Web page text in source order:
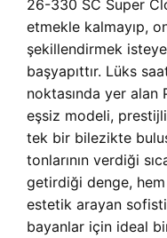
26-330 SC Super
etmekle kalmayıp,
şekillendirmek
başyapıttır. Lüks
noktasında yer alan
eşsiz modeli,
tek bir bilezikte
tonlarının verdiği
getirdiği denge,
estetik arayan
bayanlar için ideal